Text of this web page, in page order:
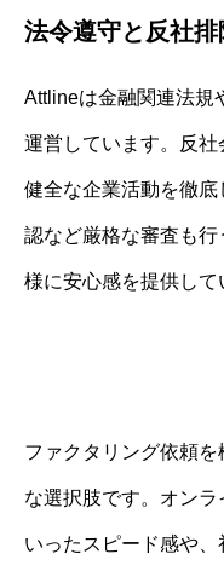
法令遵守と反社排
Attlineは金融関連法規
運営しています。反社
健全な企業活動を徹
認など厳格な審査も
様に安心感を提供して
ファクタリング依頼
な選択肢です。オン
いったスピード感や